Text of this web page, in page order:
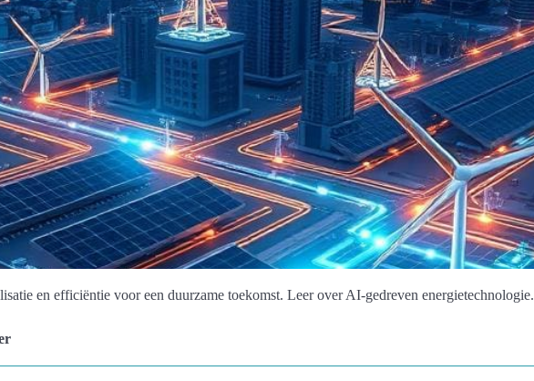
en efficiëntie voor een duurzame toekomst. Leer over AI-gedreven energietechnologie.